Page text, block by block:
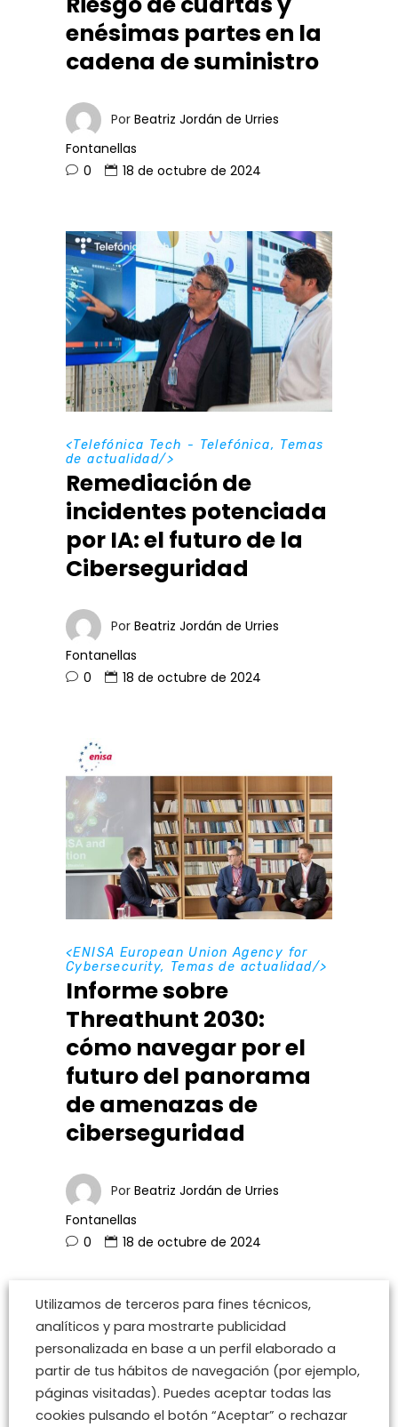
enésimas partes en la
cadena de suministro
Por Beatriz Jordán de Urries
Fontanellas
0
18 de octubre de 2024
<Telefónica Tech - Telefónica, Temas
de actualidad/>
Remediación de
incidentes potenciada
por IA: el futuro de la
Ciberseguridad
Por Beatriz Jordán de Urries
Fontanellas
0
18 de octubre de 2024
<ENISA European Union Agency for
Cybersecurity, Temas de actualidad/>
Informe sobre
Threathunt 2030:
cómo navegar por el
futuro del panorama
de amenazas de
ciberseguridad
Por Beatriz Jordán de Urries
Fontanellas
0
18 de octubre de 2024
Utilizamos de terceros para fines técnicos,
analíticos y para mostrarte publicidad
personalizada en base a un perfil elaborado a
partir de tus hábitos de navegación (por ejemplo,
páginas visitadas). Puedes aceptar todas las
cookies pulsando el botón “Aceptar” o rechazar